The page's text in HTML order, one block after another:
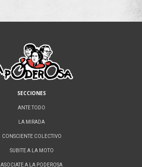
SECCIONES
ANTE TODO
LA MIRADA
CONSCIENTE COLECTIVO
SUBITE A LA MOTO
ASOCIATE A LA PODEROSA